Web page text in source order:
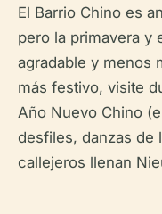
El Barrio Chino es
pero la primavera y
agradable y menos
más festivo, visite
Año Nuevo Chino
desfiles, danzas de
callejeros llenan